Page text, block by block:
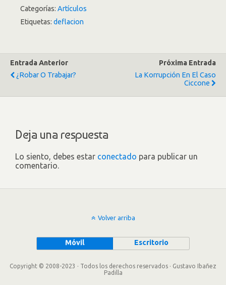
Categorías: Artículos
Etiquetas: deflacion
Entrada Anterior
¿Robar O Trabajar?
Próxima Entrada
La Korrupción En El Caso
Ciccone
Deja una respuesta
Lo siento, debes estar conectado para publicar un
comentario.
Volver arriba
Móvil Escritorio
Copyright © 2008-2023 · Todos los derechos reservados · Gustavo Ibañez
Padilla